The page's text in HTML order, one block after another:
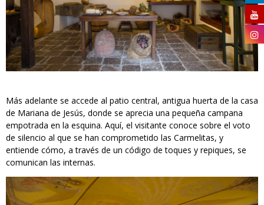
Más adelante se accede al patio central, antigua huerta de la casa
de Mariana de Jesús, donde se aprecia una pequeña campana
empotrada en la esquina. Aquí, el visitante conoce sobre el voto
de silencio al que se han comprometido las Carmelitas, y
entiende cómo, a través de un código de toques y repiques, se
comunican las internas.